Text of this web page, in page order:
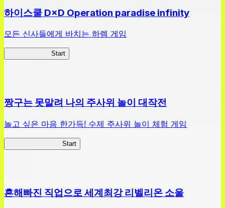
하이스쿨 D×D Operation paradise infinity
모든 신사들에게 바치는 하렘 게임
Start
짱구는 못말려 나의 주사위 놀이 대작전
놀고 싶은 마음 한가득! 수제 주사위 놀이 체험 게임
Start
흔해빠진 직업으로 세계최강 리벨리온 소울